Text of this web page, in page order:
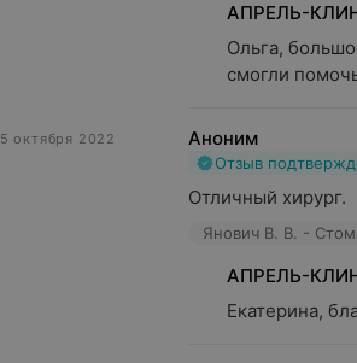
АПРЕЛЬ-
Ольга,
смогли
5 октября 2022 Аноним
Отзыв
Отличный хирург.
Янович В. В. -
АПРЕЛЬ-
Екатерина,